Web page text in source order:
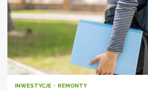
INWESTYCJE REMONTY